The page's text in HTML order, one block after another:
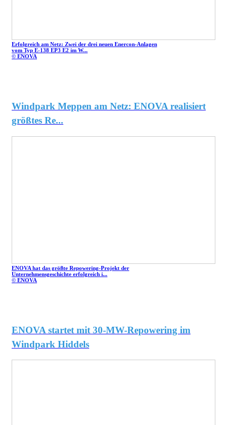
Erfolgreich am Netz: Zwei der drei neuen Enercon-Anlagen
vom Typ E-138 EP3 E2 im W...
© ENOVA
Windpark Meppen am Netz: ENOVA realisiert
größtes Re...
ENOVA hat das größte Repowering-Projekt der
Unternehmensgeschichte erfolgreich i...
© ENOVA
ENOVA startet mit 30-MW-Repowering im
Windpark Hiddels